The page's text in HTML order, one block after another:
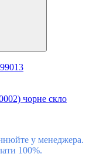
у менеджера.
100%.